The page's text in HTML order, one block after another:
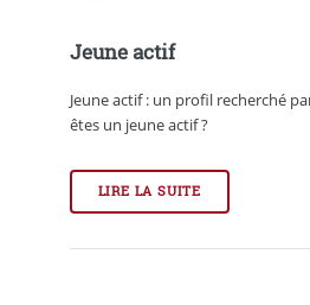
Jeune actif
Jeune actif : un profil recherché
êtes un jeune actif ?
LIRE LA SUITE